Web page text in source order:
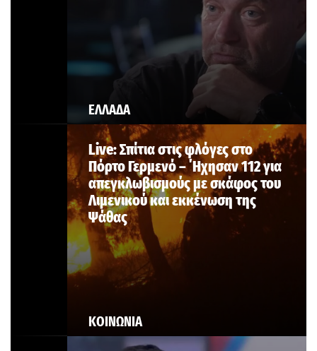
ΕΛΛΑΔΑ
ΚΟΙΝΩΝΙΑ
Live: Σπίτια στις φλόγες στο
Πόρτο Γερμενό – ΄Ηχησαν 112 για
απεγκλωβισμούς με σκάφος του
Λιμενικού και εκκένωση της
Ψάθας